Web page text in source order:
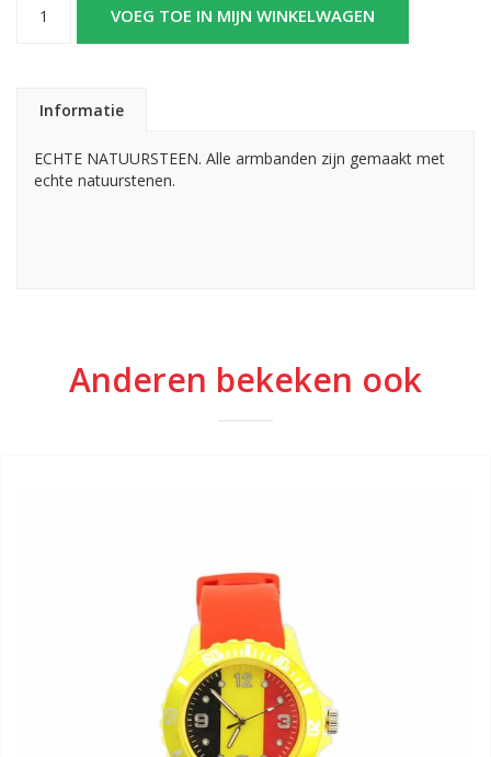
VOEG TOE IN MIJN WINKELWAGEN
Informatie
ECHTE NATUURSTEEN. Alle armbanden zijn gemaakt met
echte natuurstenen.
Anderen bekeken ook